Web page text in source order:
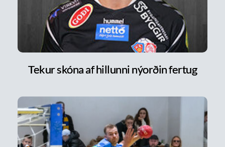
Tekur skóna af hillunni nýorðin fertug